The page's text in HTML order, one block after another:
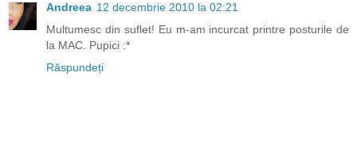
Andreea 12 decembrie 2010 la 02:21
Multumesc din suflet! Eu m-am incurcat printre posturile de
la MAC. Pupici :*
Răspundeți